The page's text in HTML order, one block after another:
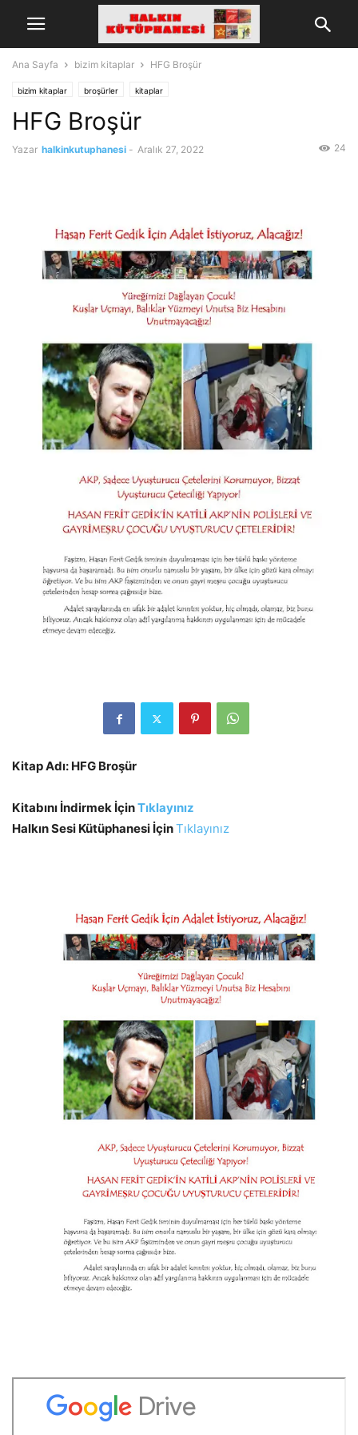
Ana Sayfa bizim kitaplar HFG Broşür
bizim kitaplar broşürler kitaplar
HFG Broşür
Yazar halkinkutuphanesi - Aralık 27, 2022 24
Kitap Adı: HFG Broşür
Kitabını İndirmek İçinTıklayınız
Halkın Sesi Kütüphanesi İçinTıklayınız